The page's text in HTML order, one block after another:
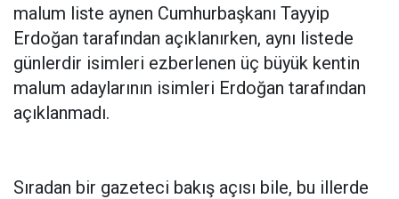
malum liste aynen Cumhurbaşkanı Tayyip
Erdoğan tarafından açıklanırken, aynı listede
günlerdir isimleri ezberlenen üç büyük kentin
malum adaylarının isimleri Erdoğan tarafından
açıklanmadı.
Sıradan bir gazeteci bakış açısı bile, bu illerde